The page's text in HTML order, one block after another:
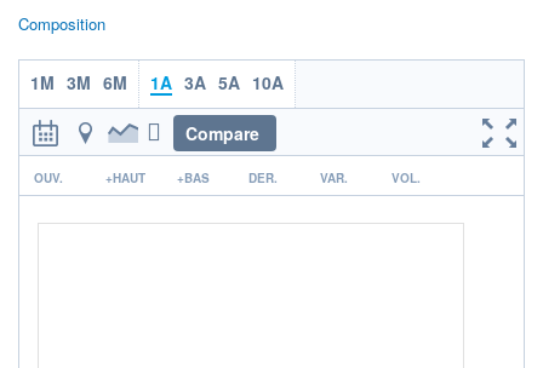
Non éligible Boursobank
ACTIF NET (EUR)
188M / 31.05.25
NOTATION MORNINGSTAR ⁽¹⁾
Composition
1M 3M 6M 1A 3A 5A 10A
Compare
r
OUV. +HAUT +BAS DER. VAR. VOL.